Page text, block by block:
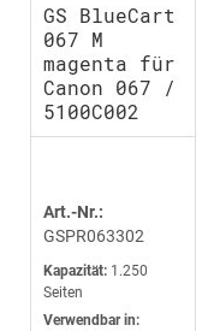
GS BlueCart
067 M
magenta für
Canon 067 /
5100C002
Art.-Nr.:
GSPR063302
Kapazität: 1.250
Seiten
Verwendbar in: